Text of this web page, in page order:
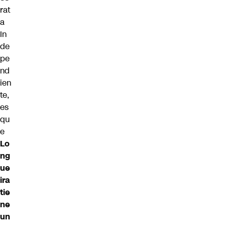
rat
a
In
de
pe
nd
ien
te,
es
qu
e
Lo
ng
ue
ira
tie
ne
un